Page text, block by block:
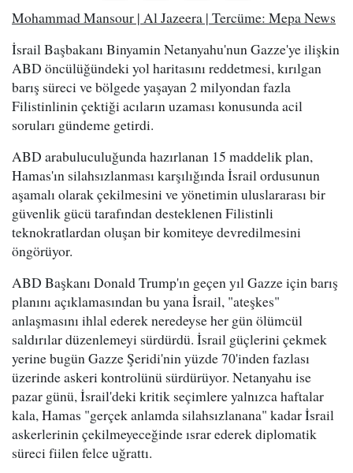
Mohammad Mansour | Al Jazeera | Tercüme: Mepa News
İsrail Başbakanı Binyamin Netanyahu'nun Gazze'ye ilişkin
ABD öncülüğündeki yol haritasını reddetmesi, kırılgan
barış süreci ve bölgede yaşayan 2 milyondan fazla
Filistinlinin çektiği acıların uzaması konusunda acil
soruları gündeme getirdi.
ABD arabuluculuğunda hazırlanan 15 maddelik plan,
Hamas'ın silahsızlanması karşılığında İsrail ordusunun
aşamalı olarak çekilmesini ve yönetimin uluslararası bir
güvenlik gücü tarafından desteklenen Filistinli
teknokratlardan oluşan bir komiteye devredilmesini
öngörüyor.
ABD Başkanı Donald Trump'ın geçen yıl Gazze için barış
planını açıklamasından bu yana İsrail, "ateşkes"
anlaşmasını ihlal ederek neredeyse her gün ölümcül
saldırılar düzenlemeyi sürdürdü. İsrail güçlerini çekmek
yerine bugün Gazze Şeridi'nin yüzde 70'inden fazlası
üzerinde askeri kontrolünü sürdürüyor. Netanyahu ise
pazar günü, İsrail'deki kritik seçimlere yalnızca haftalar
kala, Hamas "gerçek anlamda silahsızlanana" kadar İsrail
askerlerinin çekilmeyeceğinde ısrar ederek diplomatik
süreci fiilen felce uğrattı.